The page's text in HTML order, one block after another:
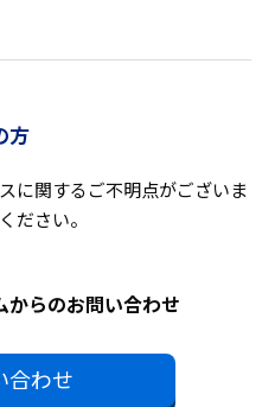
方
に関するご不明点がございま
ださい。
からのお問い合わせ
合わせ